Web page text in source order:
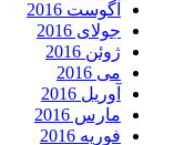
آگوست 2016
جولای 2016
ژوئن 2016
می 2016
آوریل 2016
مارس 2016
فوریه 2016